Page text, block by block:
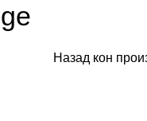
Назад кон